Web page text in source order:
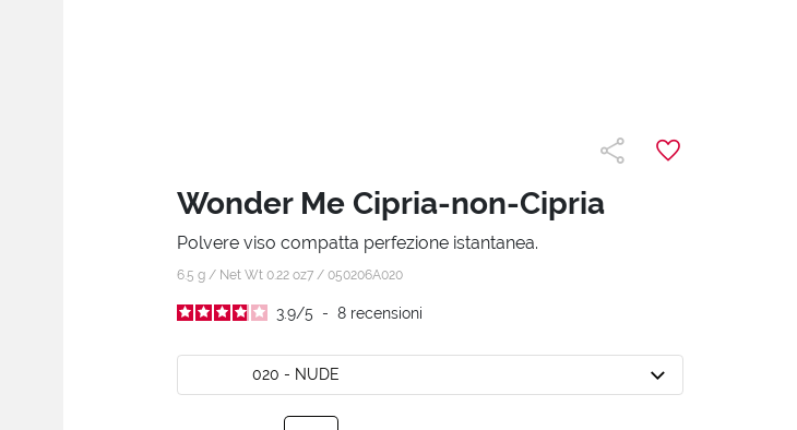
Wonder Me Cipria-non-Cipria
Polvere viso compatta perfezione istantanea.
6.5 g / Net Wt 0.22 oz7 / 050206A020
3.9/5 - 8 recensioni
020 - NUDE